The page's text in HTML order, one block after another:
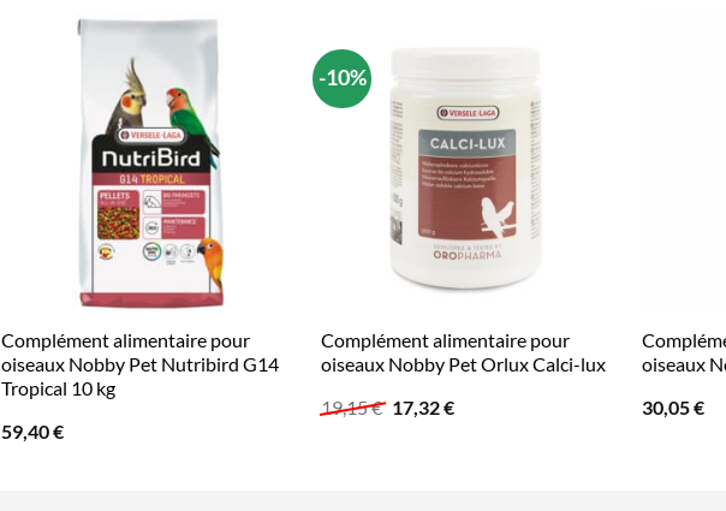
Complément alimentaire pour
oiseaux Nobby Pet Nutribird G14
Tropical 10 kg
59,40€
-10%
Complément alimentaire pour
oiseaux Nobby Pet Orlux Calci-lux
19,15€ Le
prix
17,32€Le
oiseaux
30,05€